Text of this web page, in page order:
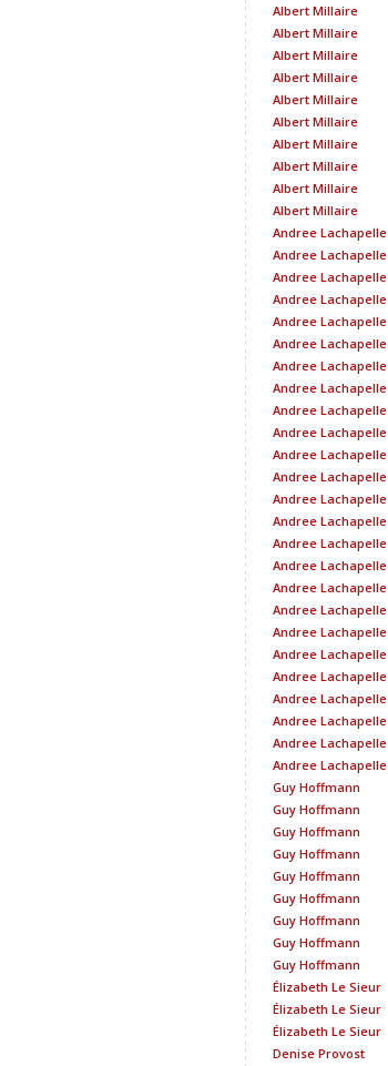
Albert Millaire
Albert Millaire
Albert Millaire
Albert Millaire
Albert Millaire
Albert Millaire
Albert Millaire
Albert Millaire
Albert Millaire
Albert Millaire
Andree Lachapelle
Andree Lachapelle
Andree Lachapelle
Andree Lachapelle
Andree Lachapelle
Andree Lachapelle
Andree Lachapelle
Andree Lachapelle
Andree Lachapelle
Andree Lachapelle
Andree Lachapelle
Andree Lachapelle
Andree Lachapelle
Andree Lachapelle
Andree Lachapelle
Andree Lachapelle
Andree Lachapelle
Andree Lachapelle
Andree Lachapelle
Andree Lachapelle
Andree Lachapelle
Andree Lachapelle
Andree Lachapelle
Andree Lachapelle
Andree Lachapelle
Guy Hoffmann
Guy Hoffmann
Guy Hoffmann
Guy Hoffmann
Guy Hoffmann
Guy Hoffmann
Guy Hoffmann
Guy Hoffmann
Guy Hoffmann
Élizabeth Le Sieur
Élizabeth Le Sieur
Élizabeth Le Sieur
Denise Provost